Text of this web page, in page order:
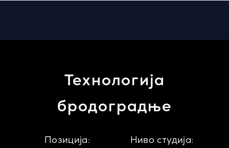
Технологија
бродоградње
Позиција: Ниво студија: